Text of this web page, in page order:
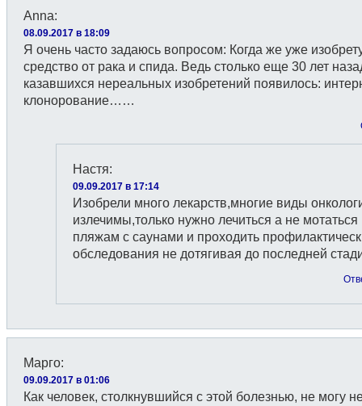
Anna:
08.09.2017 в 18:09
Я очень часто задаюсь вопросом: Когда же уже
средство от рака и спида. Ведь столько еще 30 лет
казавшихся нереальных изобретений появилось:
клонорование……
Настя:
09.09.2017 в 17:14
Изобрели много лекарств,многие виды
излечимы,только нужно лечиться а не мотаться
пляжам с саунами и проходить
обследования не дотягивая до последней
Марго:
09.09.2017 в 01:06
Как человек, столкнувшийся с этой болезнью, не могу